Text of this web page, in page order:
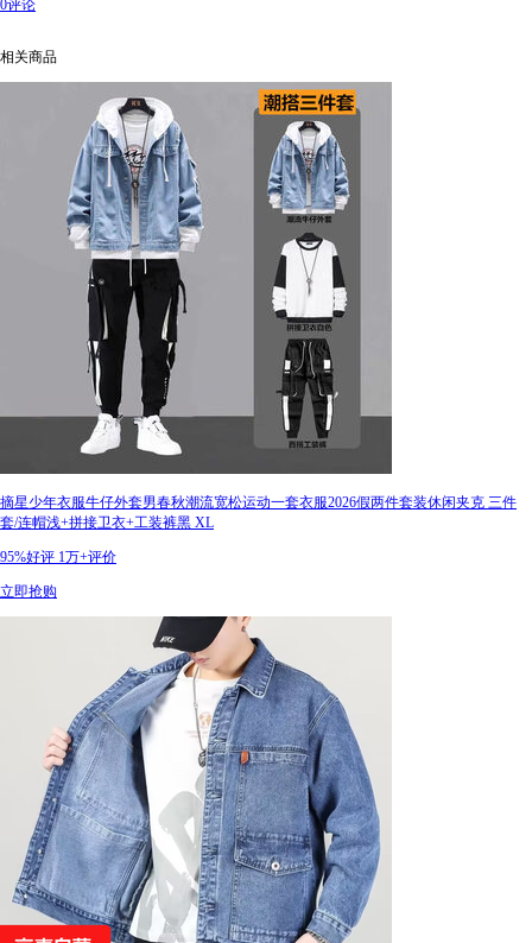
0评论
相关商品
摘星少年衣服牛仔外套男春秋潮流宽松运动一套衣服2026假两件套装休闲夹克 三件
套/连帽浅+拼接卫衣+工装裤黑 XL
95%好评 1万+评价
立即抢购